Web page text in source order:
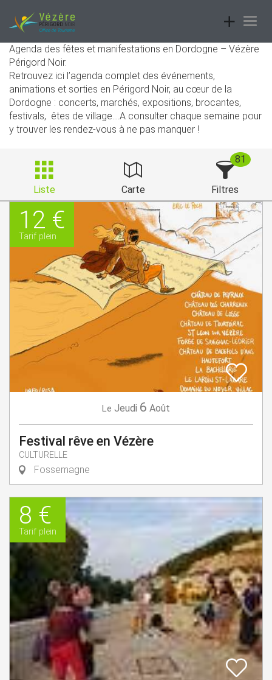
Toggle
navigation
Agenda des fêtes et manifestations en Dordogne – Vézère
Périgord Noir.
Retrouvez ici l’agenda complet des événements,
animations et sorties en Périgord Noir, au cœur de la
Dordogne : concerts, marchés, expositions, brocantes,
festivals, êtes de village....A consulter chaque semaine pour
y trouver les rendez-vous à ne pas manquer !
Liste Carte Filtres
81
12 €
Tarif plein
Le Jeudi 6 Août
Festival rêve en Vézère
CULTURELLE
Fossemagne
8 €
Tarif plein